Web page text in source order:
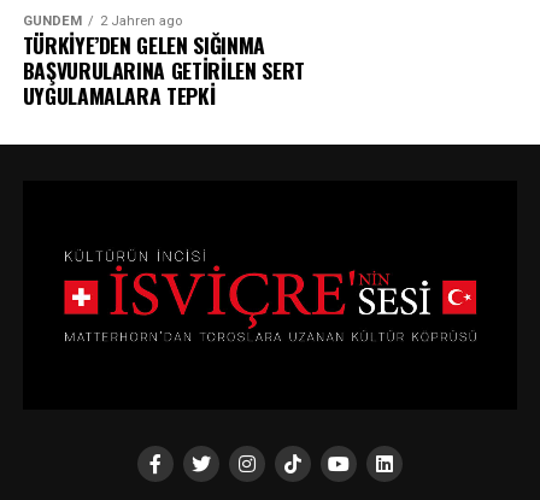
GÜNDEM 2 Jahren ago
TÜRKİYE’DEN GELEN SIĞINMA
BAŞVURULARINA GETİRİLEN SERT
UYGULAMALARA TEPKİ